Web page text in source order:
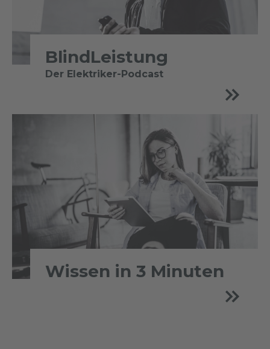
BlindLeistung
Der Elektriker-Podcast
Wissen in 3 Minuten